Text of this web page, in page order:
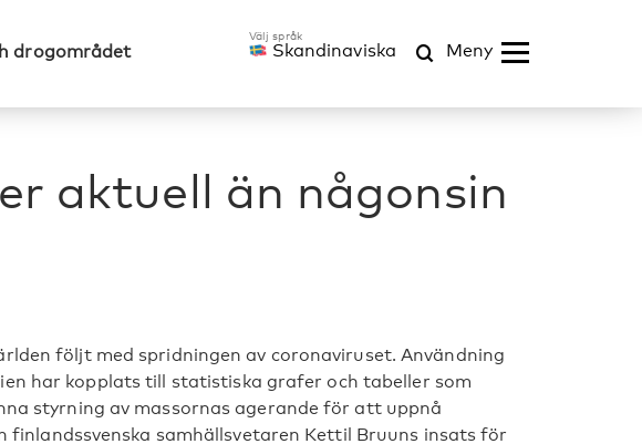
drogområdet Skandinaviska Meny
aktuell än någonsin
följt med spridningen av coronaviruset. Användning
har kopplats till statistiska grafer och tabeller som
styrning av massornas agerande för att uppnå
samhällsvetaren Kettil Bruuns insats för